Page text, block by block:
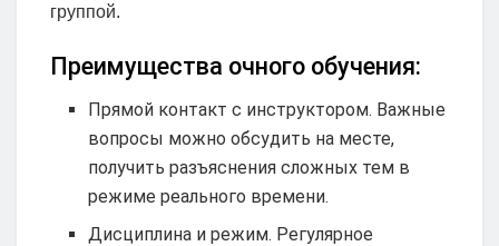
группой.
Преимущества очного обучения:
Прямой контакт с инструктором. Важные
вопросы можно обсудить на месте,
получить разъяснения сложных тем в
режиме реального времени.
Дисциплина и режим. Регулярное